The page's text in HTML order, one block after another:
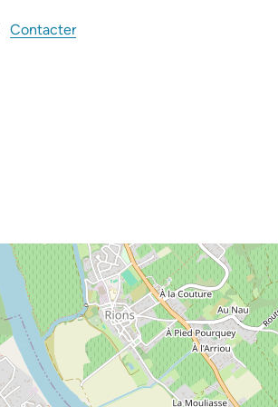
Contacter